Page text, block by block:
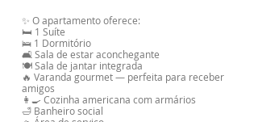
✨ O apartamento oferece:
🛏️ 1 Suíte
🛌 1 Dormitório
🛋️ Sala de estar aconchegante
🍽️ Sala de jantar integrada
🔥 Varanda gourmet — perfeita para receber
amigos
👩‍🍳 Cozinha americana com armários
🛁 Banheiro social